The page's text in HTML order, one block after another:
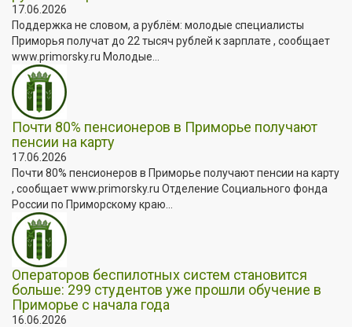
17.06.2026
Поддержка не словом, а рублём: молодые специалисты
Приморья получат до 22 тысяч рублей к зарплате , сообщает
www.primorsky.ru Молодые...
Почти 80% пенсионеров в Приморье получают
пенсии на карту
17.06.2026
Почти 80% пенсионеров в Приморье получают пенсии на карту
, сообщает www.primorsky.ru Отделение Социального фонда
России по Приморскому краю...
Операторов беспилотных систем становится
больше: 299 студентов уже прошли обучение в
Приморье с начала года
16.06.2026